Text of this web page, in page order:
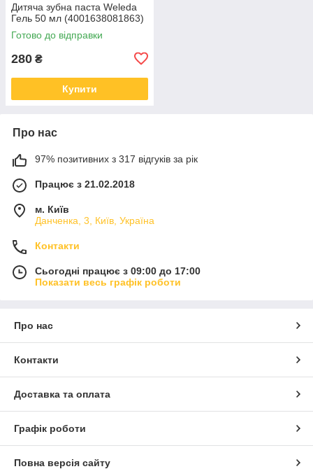
Дитяча зубна паста Weleda
Гель 50 мл (4001638081863)
Готово до відправки
280 ₴
Купити
Про нас
97% позитивних з 317 відгуків за рік
Працює з 21.02.2018
м. Київ
Данченка, 3, Київ, Україна
Контакти
Сьогодні працює з 09:00 до 17:00
Показати весь графік роботи
Про нас
Контакти
Доставка та оплата
Графік роботи
Повна версія сайту